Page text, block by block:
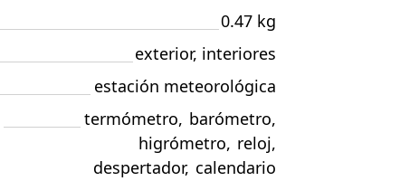
0.47 kg
exterior, interiores
estación meteorológica
termómetro, barómetro,
higrómetro, reloj,
despertador, calendario